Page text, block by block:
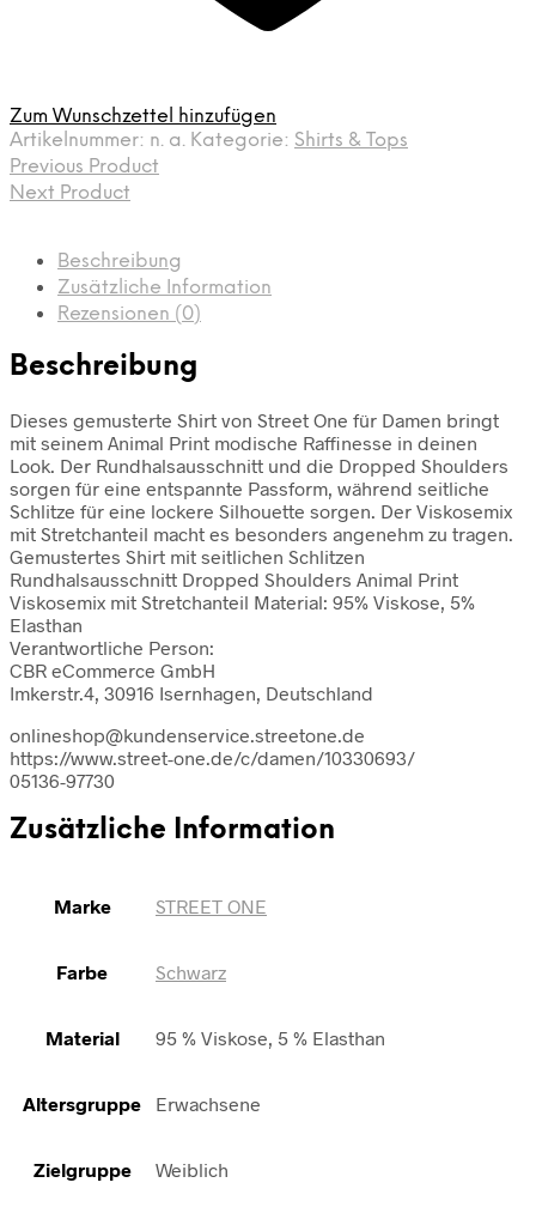
Zum Wunschzettel hinzufügen
Artikelnummer: n. a. Kategorie: Shirts & Tops
Previous Product
Next Product
Beschreibung
Zusätzliche Information
Rezensionen (0)
Beschreibung
Dieses gemusterte Shirt von Street One für Damen bringt
mit seinem Animal Print modische Raffinesse in deinen
Look. Der Rundhalsausschnitt und die Dropped Shoulders
sorgen für eine entspannte Passform, während seitliche
Schlitze für eine lockere Silhouette sorgen. Der Viskosemix
mit Stretchanteil macht es besonders angenehm zu tragen.
Gemustertes Shirt mit seitlichen Schlitzen
Rundhalsausschnitt Dropped Shoulders Animal Print
Viskosemix mit Stretchanteil Material: 95% Viskose, 5%
Elasthan
Verantwortliche Person:
CBR eCommerce GmbH
Imkerstr.4, 30916 Isernhagen, Deutschland
onlineshop@kundenservice.streetone.de
https://www.street-one.de/c/damen/10330693/
05136-97730
Zusätzliche Information
Marke STREET ONE
Farbe Schwarz
Material 95 % Viskose, 5 % Elasthan
Altersgruppe Erwachsene
Zielgruppe Weiblich